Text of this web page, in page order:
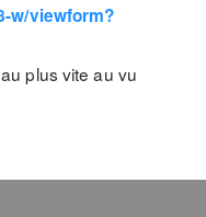
w/viewform?
plus vite au vu